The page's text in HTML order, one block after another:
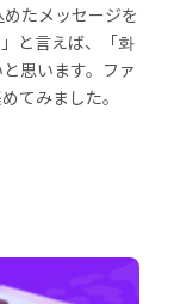
たメッセージを
と言えば、「화
思います。ファ
てみました。